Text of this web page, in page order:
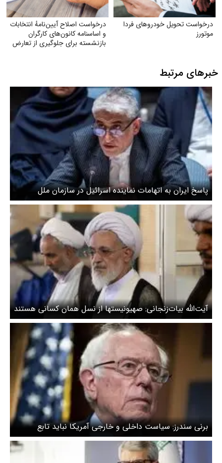
درخواست تحویل خودروهای فردا
موتورز
درخواست اصلاح آیین‌نامهٔ انتخابات
و اساسنامه کانون‌های کارگران
بازنشسته برای جلوگیری از تعارض
خبرهای مرتبط
پاسخ ایران به اتهامات نماینده اسرائیل در سازمان ملل
آیت‌الله‌ بیات‌زنجانی: صهیونیستها از نسل همان کسانی هستند
که قبلاً مشمول و نیازمند لطف ایرانیان بوده‌اند
برنی سندرز: سیاست داخلی و خارجی آمریکا نباید تابع
اسرائیل باشد